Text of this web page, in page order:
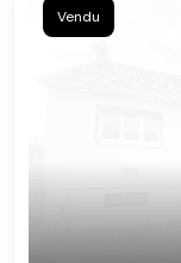
Vendu